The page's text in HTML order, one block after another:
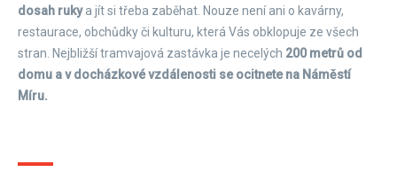
dosah rukya jít si třeba zaběhat. Nouze není ani o kavárny,
restaurace, obchůdky či kulturu, která Vás obklopuje ze všech
stran. Nejbližší tramvajová zastávka je necelých 200 metrů od
domu a v docházkové vzdálenosti se ocitnete na Náměstí
Míru.